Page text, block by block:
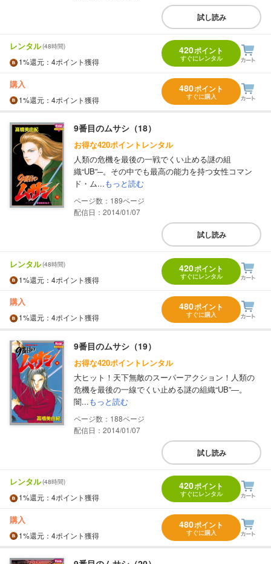
試し読み
レンタル(48時間)
1%還元 ：4ポイント獲得
420ポイント
すぐにレンタル
購入
1%還元 ：4ポイント獲得
480ポイント
すぐに購入
9番目のムサシ（18）
お得な420ポイントレンタル
人類の危機を最後の一戦でくい止める謎の組
織“UB”─。その中でも最高の能力を持つ女性コマン
ド・ム...もっと読む
189
配信日：2014/01/07
試し読み
レンタル(48時間)
1%還元 ：4ポイント獲得
420ポイント
すぐにレンタル
購入
1%還元 ：4ポイント獲得
480ポイント
すぐに購入
9番目のムサシ（19）
お得な420ポイントレンタル
大ヒット！天下無敵のスーパーアクション！人類の
危機を最後の一線でくい止める謎の組織“UB”―。
闇...もっと読む
188
配信日：2014/01/07
試し読み
レンタル(48時間)
1%還元 ：4ポイント獲得
420ポイント
すぐにレンタル
購入
1%還元 ：4ポイント獲得
480ポイント
すぐに購入